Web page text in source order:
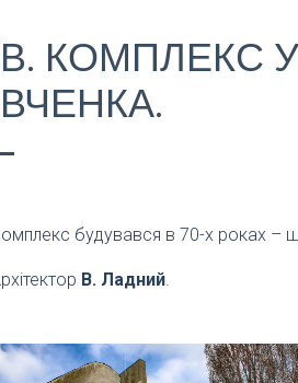
КОМПЛЕКС
будувався в 70-х роках –
В. Ладний.